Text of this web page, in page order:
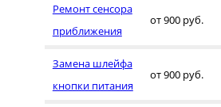
Ремонт сенсора
приближения
от 900 руб.
Замена шлейфа
кнопки питания
от 900 руб.